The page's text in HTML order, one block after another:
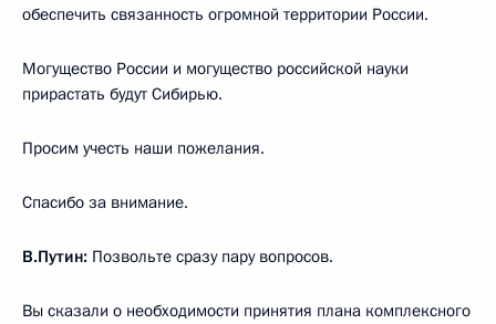
обеспечить связанность огромной территории России.
Могущество России и могущество российской науки
прирастать будут Сибирью.
Просим учесть наши пожелания.
Спасибо за внимание.
В.Путин: Позвольте сразу пару вопросов.
Вы сказали о необходимости принятия плана комплексного